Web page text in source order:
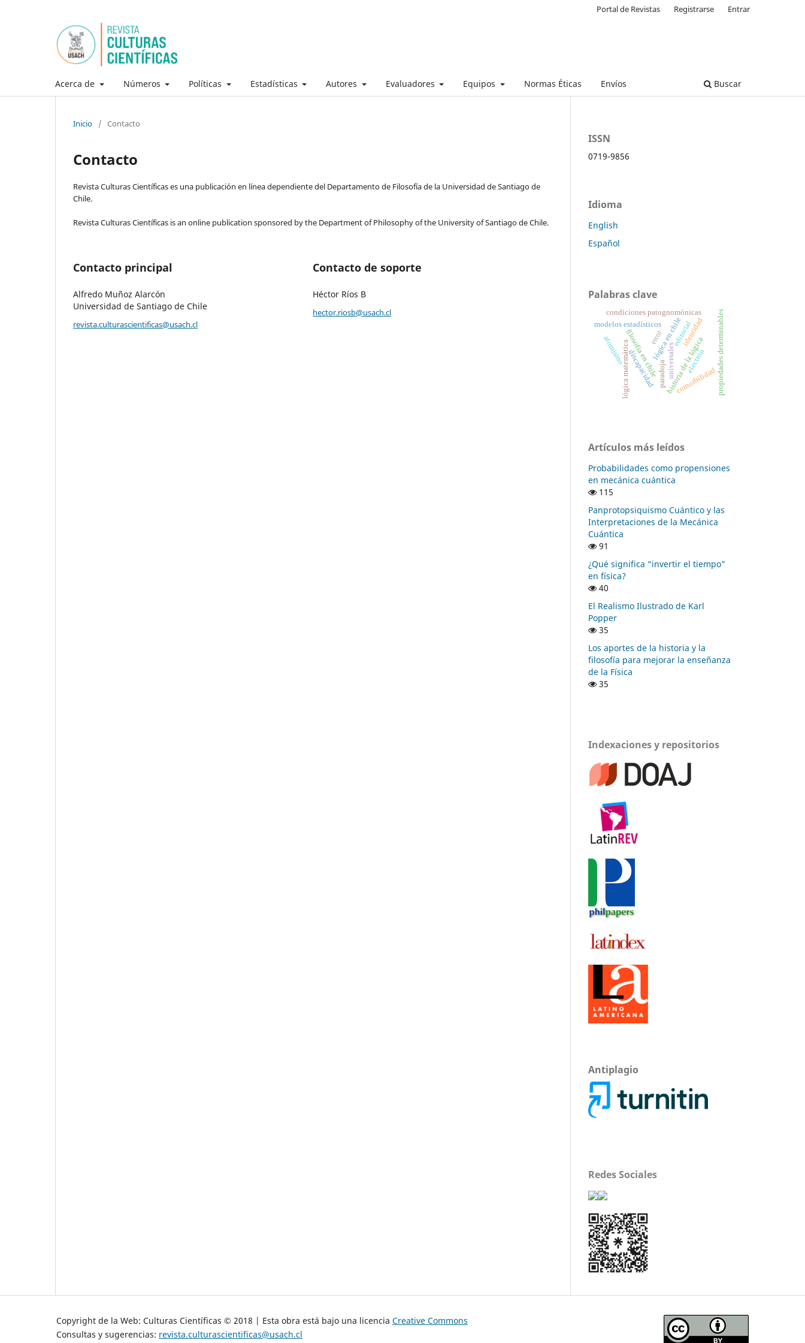
Acerca de Números Políticas Estadísticas Autores Evaluadores Equipos Normas Éticas Envíos Buscar
Portal de Revistas Registrarse Entrar
Inicio / Contacto
Contacto
Revista Culturas Científicas es una publicación en línea dependiente del Departamento de Filosofía de la Universidad de Santiago de
Chile.
Revista Culturas Científicas is an online publication sponsored by the Department of Philosophy of the University of Santiago de Chile.
Contacto principal
Alfredo Muñoz Alarcón
Universidad de Santiago de Chile
revista.culturascientificas@usach.cl
Contacto de soporte
Héctor Ríos B
hector.riosb@usach.cl
ISSN
0719-9856
Idioma
English
Español
Palabras clave
filosofía en chilelógica en chileidentidad
lógica matemática historia de la lógica
modelos estadísticos
error
condiciones patognomónicas
discapacidad comorbilidad
universales propiedades determinables
electrón
atomismo
editorial
paradoja
Artículos más leídos
Probabilidades como propensiones
en mecánica cuántica
115
Panprotopsiquismo Cuántico y las
Interpretaciones de la Mecánica
Cuántica
91
¿Qué significa “invertir el tiempo”
en física?
40
El Realismo Ilustrado de Karl
Popper
35
Los aportes de la historia y la
filosofía para mejorar la enseñanza
de la Física
35
Indexaciones y repositorios
Antiplagio
Redes Sociales
Copyright de la Web: Culturas Científicas © 2018 | Esta obra está bajo una licencia Creative Commons
Consultas y sugerencias: revista.culturascientificas@usach.cl